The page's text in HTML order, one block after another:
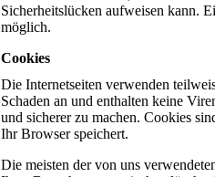
Sicherheitslücken aufweisen kann.
möglich.
Cookies
Die Internetseiten verwenden
Schaden an und enthalten keine
und sicherer zu machen. Cookies
Ihr Browser speichert.
Die meisten der von uns